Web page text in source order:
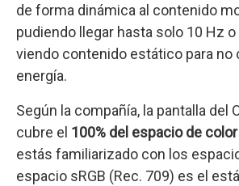
de forma dinámica al contenido
pudiendo llegar hasta solo 10 Hz
viendo contenido estático para no
energía.
Según la compañía, la pantalla del
cubre el 100% del espacio de color
estás familiarizado con los
espacio sRGB (Rec. 709) es el